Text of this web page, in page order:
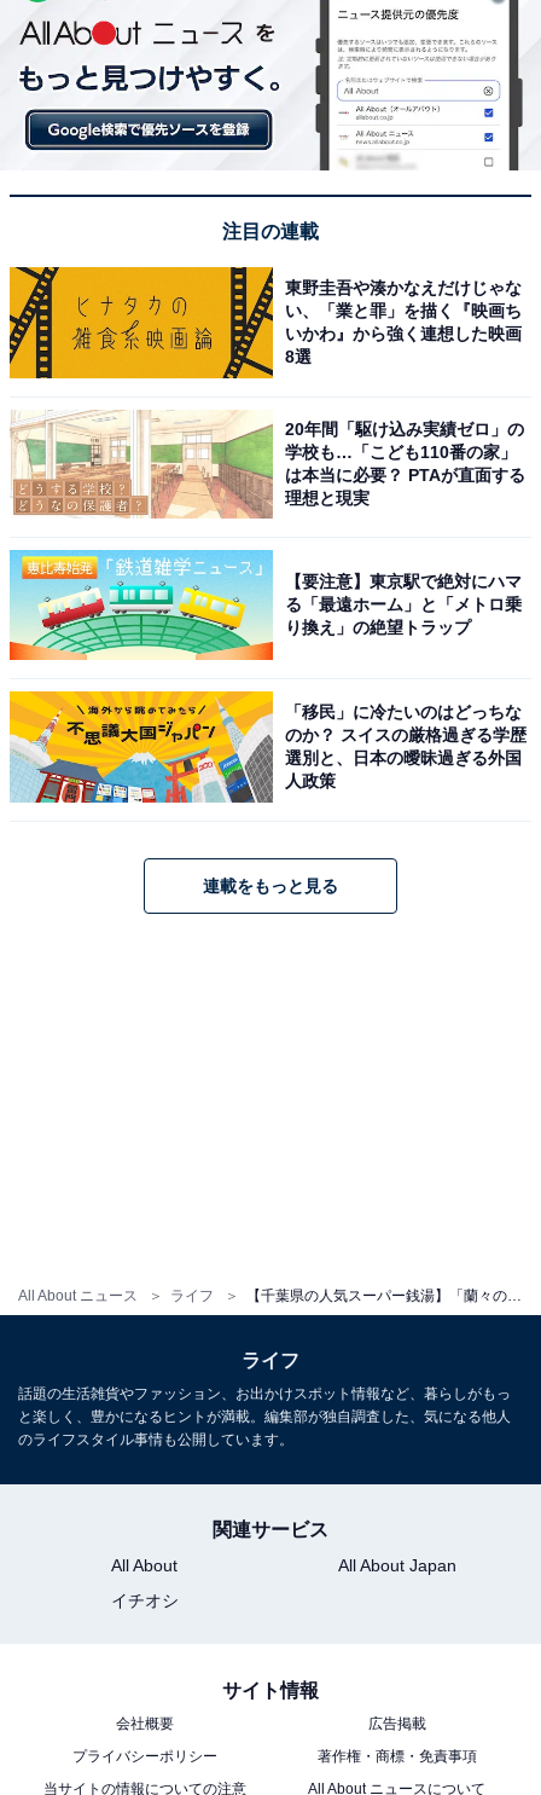
All About ニュース ライフ
「蘭々の湯」には、以下のような口コミが寄せられてい
ます。
日々のストレス発散、気分転換に最適
施設に清潔感があり、温泉も心地よい
駐車場が広く車で訪れやすい
注目の連載
東野圭吾や湊かなえだけじゃな
い、「業と罪」を描く『映画ち
いかわ』から強く連想した映画
8選
20年間「駆け込み実績ゼロ」の
学校も…「こども110番の家」
は本当に必要？ PTAが直面する
理想と現実
【要注意】東京駅で絶対にハマ
る「最遠ホーム」と「メトロ乗
り換え」の絶望トラップ
「移民」に冷たいのはどっちな
のか？ スイスの厳格過ぎる学歴
選別と、日本の曖昧過ぎる外国
人政策
連載をもっと見る
ライフ
話題の生活雑貨やファッション、お出かけスポット情報など、暮らしがもっ
と楽しく、豊かになるヒントが満載。編集部が独自調査した、気になる他人
のライフスタイル事情も公開しています。
関連サービス
All About
All About Japan
イチオシ
サイト情報
会社概要
広告掲載
プライバシーポリシー
著作権・商標・免責事項
当サイトの情報についての注意
All About ニュースについて